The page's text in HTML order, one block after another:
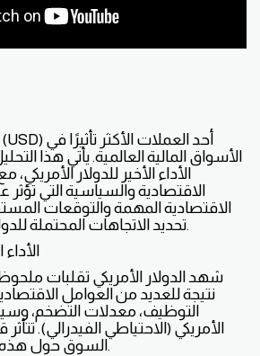
الأسواق المالية العالمية. يأتي هذا
الأداء الأخير للدولار
الاقتصادية والسياسية التي تؤثر
الاقتصادية المهمة والتوقعات
تحديد الاتجاهات المحتملة للدولار في الفترة القادمة.
الأداء
شهد الدولار الأمريكي تقلبات
نتيجة للعديد من العوامل
التوظيف، معدلات التضخم،
الأمريكي (الاحتياطي الفيدرالي).
السوق حول هذه البيانات والسياسات.